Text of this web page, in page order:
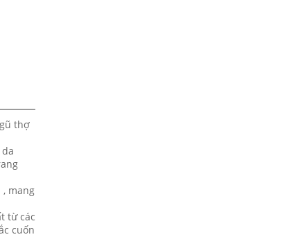
thợ
mang
từ các
cuốn